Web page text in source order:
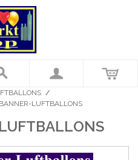
/
LUFTBALLONS